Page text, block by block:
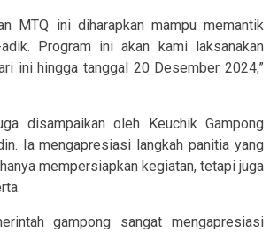
MTQ ini diharapkan mampu memantik
Program ini akan kami laksanakan
ini hingga tanggal 20 Desember 2024,”
disampaikan oleh Keuchik Gampong
Ia mengapresiasi langkah panitia yang
mempersiapkan kegiatan, tetapi juga
gampong sangat mengapresiasi